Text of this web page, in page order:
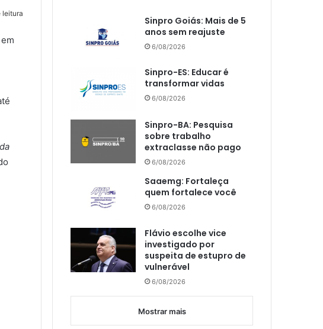
leitura
Sinpro Goiás: Mais de 5
anos sem reajuste
6/08/2026
Sinpro-ES: Educar é
transformar vidas
6/08/2026
Sinpro-BA: Pesquisa
sobre trabalho
extraclasse não pago
6/08/2026
Saaemg: Fortaleça
quem fortalece você
6/08/2026
Flávio escolhe vice
investigado por
suspeita de estupro de
vulnerável
6/08/2026
Mostrar mais